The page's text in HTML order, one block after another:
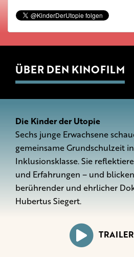
ÜBER DEN KINOFILM
Die Kinder der Utopie
Sechs junge Erwachsene
gemeinsame Grundschulzeit
Inklusionsklasse. Sie
und Erfahrungen – und
berührender und ehrlicher
Hubertus Siegert.